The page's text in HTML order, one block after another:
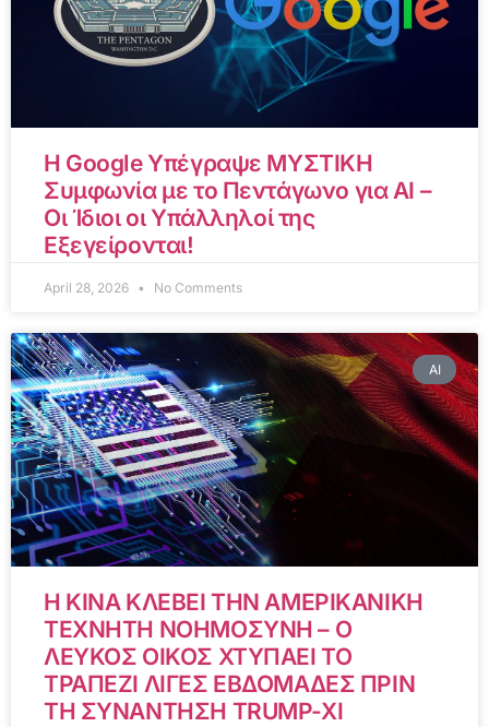
Η Google Υπέγραψε ΜΥΣΤΙΚΗ
Συμφωνία με το Πεντάγωνο για AI –
Οι Ίδιοι οι Υπάλληλοί της
Εξεγείρονται!
April 28, 2026 No Comments
AI
Η ΚΙΝΑ ΚΛΕΒΕΙ ΤΗΝ ΑΜΕΡΙΚΑΝΙΚΗ
ΤΕΧΝΗΤΗ ΝΟΗΜΟΣΥΝΗ – Ο
ΛΕΥΚΟΣ ΟΙΚΟΣ ΧΤΥΠΑΕΙ ΤΟ
ΤΡΑΠΕΖΙ ΛΙΓΕΣ ΕΒΔΟΜΑΔΕΣ ΠΡΙΝ
ΤΗ ΣΥΝΑΝΤΗΣΗ TRUMP-XI